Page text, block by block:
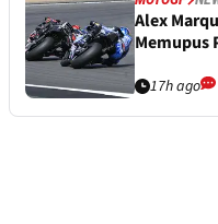
Alex
Memupus
17h ago